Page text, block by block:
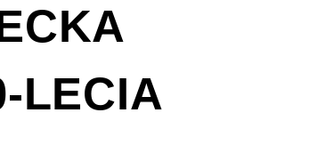
LECIA